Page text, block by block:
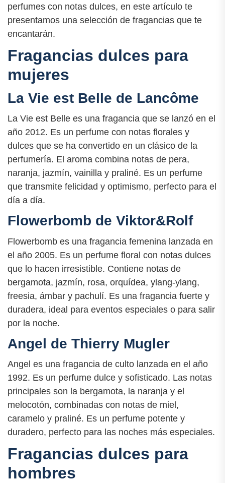
perfumes con notas dulces, en este artículo te
presentamos una selección de fragancias que te
encantarán.
Fragancias dulces para
mujeres
La Vie est Belle de Lancôme
La Vie est Belle es una fragancia que se lanzó en el
año 2012. Es un perfume con notas florales y
dulces que se ha convertido en un clásico de la
perfumería. El aroma combina notas de pera,
naranja, jazmín, vainilla y praliné. Es un perfume
que transmite felicidad y optimismo, perfecto para el
día a día.
Flowerbomb de Viktor&Rolf
Flowerbomb es una fragancia femenina lanzada en
el año 2005. Es un perfume floral con notas dulces
que lo hacen irresistible. Contiene notas de
bergamota, jazmín, rosa, orquídea, ylang-ylang,
freesia, ámbar y pachulí. Es una fragancia fuerte y
duradera, ideal para eventos especiales o para salir
por la noche.
Angel de Thierry Mugler
Angel es una fragancia de culto lanzada en el año
1992. Es un perfume dulce y sofisticado. Las notas
principales son la bergamota, la naranja y el
melocotón, combinadas con notas de miel,
caramelo y praliné. Es un perfume potente y
duradero, perfecto para las noches más especiales.
Fragancias dulces para
hombres